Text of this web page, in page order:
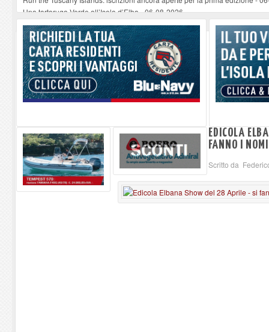
Una tartaruga Verde all’Isola d’Elba-06-08-2026
Furgone in fiamme a Capoliveri, illeso il conducente-06-08-2026
Campo: chiusura della biblioteca comunale in occasione del Santo Patrono
A Carpani si apre la Festa di Liberazione: il programma della prima serata-
EDICOLA
FANNO I NOMI
Scritto da